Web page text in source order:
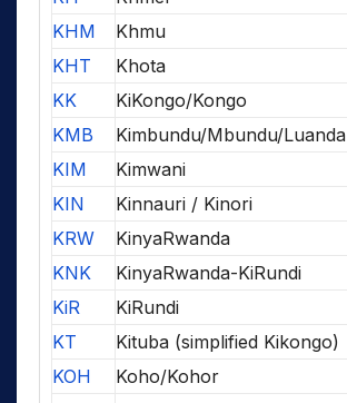
KHM
Khmu
KHT
Khota
KK
KiKongo/Kongo
KMB
Kimbundu/Mbundu/Luanda
KIM
Kimwani
KIN
Kinnauri / Kinori
KRW
KinyaRwanda
KNK
KinyaRwanda-KiRundi
KiR
KiRundi
KT
Kituba (simplified Kikongo)
KOH
Koho/Kohor